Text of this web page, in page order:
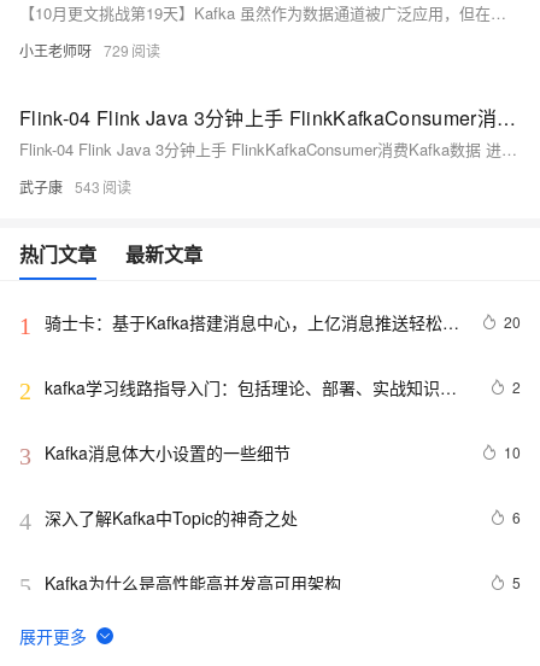
【10月更文挑战第19天】Kafka 虽然作为数据通道被广泛应用，但在实时性、数据一致性、性能及管理方面存在局限。数据延迟受消息堆积和分区再平衡影响；数据一致性难以达到恰好一次；性能瓶颈在于网络和磁盘I/O；管理复杂性涉及集群配置与版本升级。
小王老师呀 729
Flink-04 Flink Java 3分钟上手 FlinkKafkaConsumer消费Kafka数据 进行计算SingleOutputStreamOperatorDataStreamSource
Flink-04 Flink Java 3分钟上手 FlinkKafkaConsumer消费Kafka数据 进行计算SingleOutputStreamOperatorDataStreamSource
武子康 543
热门文章 最新文章
1
骑士卡：基于Kafka搭建消息中心，上亿消息推送轻松完
20
2 kafka学习线路指导入门：包括理论、部署、实战知识汇
2
3 Kafka消息体大小设置的一些细节 10
4 深入了解Kafka中Topic的神奇之处 6
5 Kafka为什么是高性能高并发高可用架构 5
6
Kafka【基础知识 01】消息队列介绍+Kafka架构及核心概